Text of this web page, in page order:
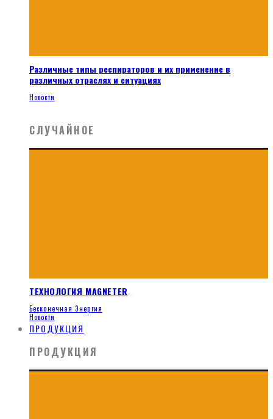
Различные типы респираторов и их применение в
различных отраслях и ситуациях
Новости
СЛУЧАЙНОЕ
ТЕХНОЛОГИЯ MAGNETER
Бесконечная Энергия
Новости
ПРОДУКЦИЯ
ПРОДУКЦИЯ